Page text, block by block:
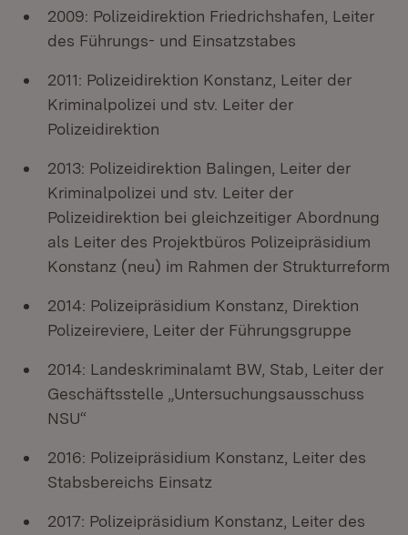
2009: Polizeidirektion Friedrichshafen, Leiter
des Führungs- und Einsatzstabes
2011: Polizeidirektion Konstanz, Leiter der
Kriminalpolizei und stv. Leiter der
Polizeidirektion
2013: Polizeidirektion Balingen, Leiter der
Kriminalpolizei und stv. Leiter der
Polizeidirektion bei gleichzeitiger Abordnung
als Leiter des Projektbüros Polizeipräsidium
Konstanz (neu) im Rahmen der Strukturreform
2014: Polizeipräsidium Konstanz, Direktion
Polizeireviere, Leiter der Führungsgruppe
2014: Landeskriminalamt BW, Stab, Leiter der
Geschäftsstelle „Untersuchungsausschuss
NSU“
2016: Polizeipräsidium Konstanz, Leiter des
Stabsbereichs Einsatz
2017: Polizeipräsidium Konstanz, Leiter des